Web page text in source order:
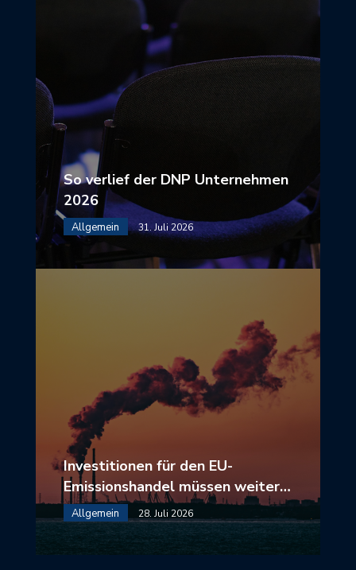
So verlief der DNP Unternehmen
2026
Allgemein 31. Juli 2026
Investitionen für den EU-
Emissionshandel müssen weiter…
Allgemein 28. Juli 2026